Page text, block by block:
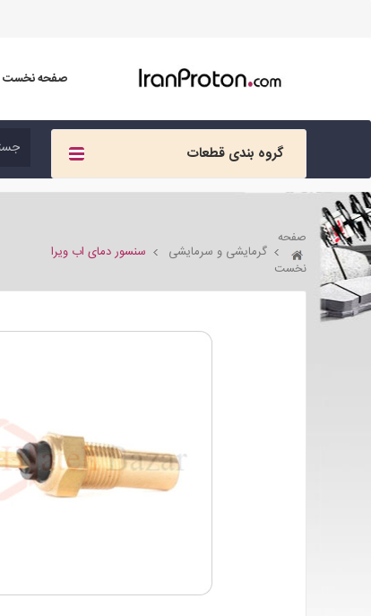
صفحه نخست
گروه بندی قطعات
صفحه
نخست
گرمایشی و سرمایشی سنسور دمای اب ویرا